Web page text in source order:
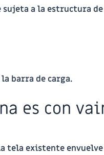
sujeta a la estructura
barra de carga.
es con
tela existente